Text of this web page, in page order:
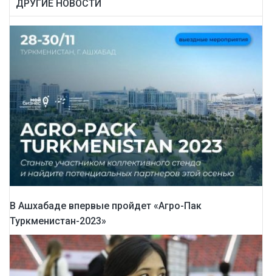
ДРУГИЕ НОВОСТИ
В Ашхабаде впервые пройдет «Агро-Пак
Туркменистан-2023»